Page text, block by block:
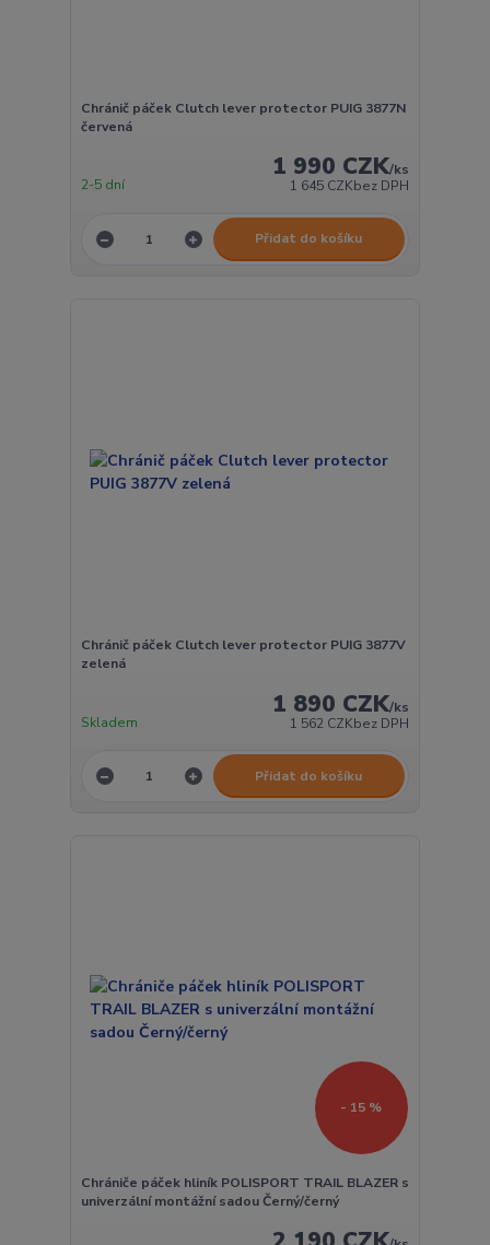
Chránič páček Clutch lever protector PUIG 3877N
červená
1 990 CZK/ks
1 645 CZKbez DPH
2-5 dní
Přidat do košíku
Chránič páček Clutch lever protector PUIG 3877V
zelená
1 890 CZK/ks
1 562 CZKbez DPH
Skladem
Přidat do košíku
- 15 %
Chrániče páček hliník POLISPORT TRAIL BLAZER s
univerzální montážní sadou Černý/černý